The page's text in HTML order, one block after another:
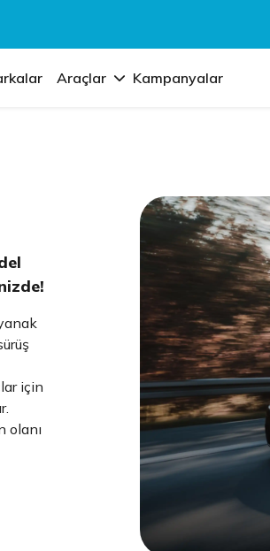
Araçlar Kampanyalar
için
olanı